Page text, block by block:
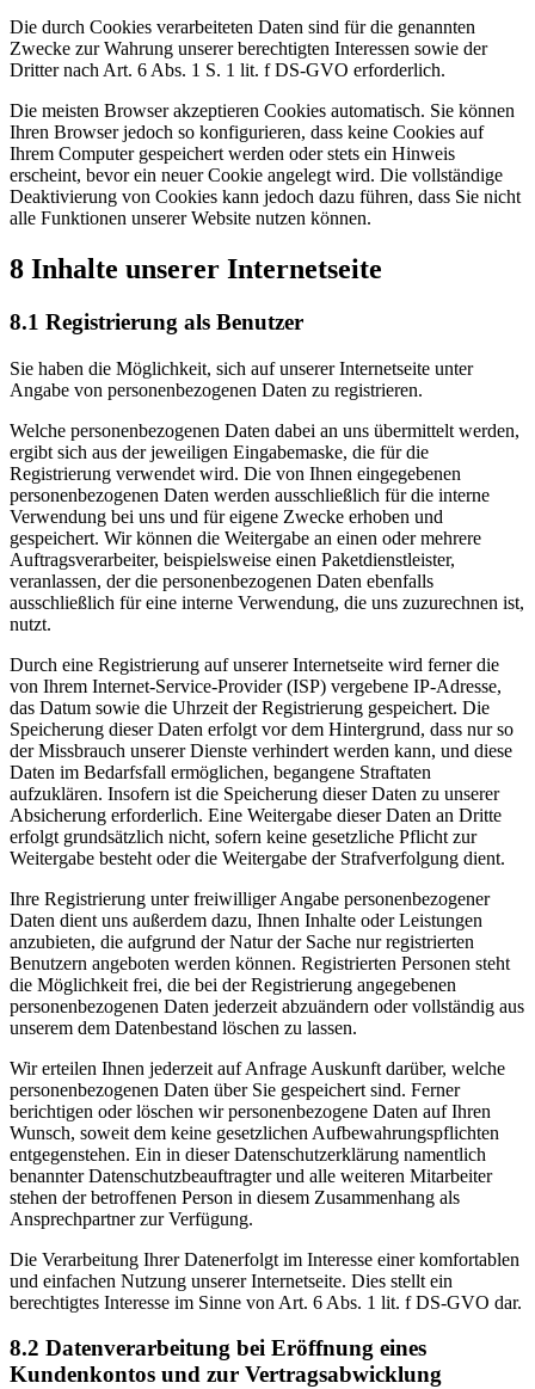
Die durch Cookies verarbeiteten Daten sind für die genannten
Zwecke zur Wahrung unserer berechtigten Interessen sowie der
Dritter nach Art. 6 Abs. 1 S. 1 lit. f DS-GVO erforderlich.
Die meisten Browser akzeptieren Cookies automatisch. Sie können
Ihren Browser jedoch so konfigurieren, dass keine Cookies auf
Ihrem Computer gespeichert werden oder stets ein Hinweis
erscheint, bevor ein neuer Cookie angelegt wird. Die vollständige
Deaktivierung von Cookies kann jedoch dazu führen, dass Sie nicht
alle Funktionen unserer Website nutzen können.
8 Inhalte unserer Internetseite
8.1 Registrierung als Benutzer
Sie haben die Möglichkeit, sich auf unserer Internetseite unter
Angabe von personenbezogenen Daten zu registrieren.
Welche personenbezogenen Daten dabei an uns übermittelt werden,
ergibt sich aus der jeweiligen Eingabemaske, die für die
Registrierung verwendet wird. Die von Ihnen eingegebenen
personenbezogenen Daten werden ausschließlich für die interne
Verwendung bei uns und für eigene Zwecke erhoben und
gespeichert. Wir können die Weitergabe an einen oder mehrere
Auftragsverarbeiter, beispielsweise einen Paketdienstleister,
veranlassen, der die personenbezogenen Daten ebenfalls
ausschließlich für eine interne Verwendung, die uns zuzurechnen ist,
nutzt.
Durch eine Registrierung auf unserer Internetseite wird ferner die
von Ihrem Internet-Service-Provider (ISP) vergebene IP-Adresse,
das Datum sowie die Uhrzeit der Registrierung gespeichert. Die
Speicherung dieser Daten erfolgt vor dem Hintergrund, dass nur so
der Missbrauch unserer Dienste verhindert werden kann, und diese
Daten im Bedarfsfall ermöglichen, begangene Straftaten
aufzuklären. Insofern ist die Speicherung dieser Daten zu unserer
Absicherung erforderlich. Eine Weitergabe dieser Daten an Dritte
erfolgt grundsätzlich nicht, sofern keine gesetzliche Pflicht zur
Weitergabe besteht oder die Weitergabe der Strafverfolgung dient.
Ihre Registrierung unter freiwilliger Angabe personenbezogener
Daten dient uns außerdem dazu, Ihnen Inhalte oder Leistungen
anzubieten, die aufgrund der Natur der Sache nur registrierten
Benutzern angeboten werden können. Registrierten Personen steht
die Möglichkeit frei, die bei der Registrierung angegebenen
personenbezogenen Daten jederzeit abzuändern oder vollständig aus
unserem dem Datenbestand löschen zu lassen.
Wir erteilen Ihnen jederzeit auf Anfrage Auskunft darüber, welche
personenbezogenen Daten über Sie gespeichert sind. Ferner
berichtigen oder löschen wir personenbezogene Daten auf Ihren
Wunsch, soweit dem keine gesetzlichen Aufbewahrungspflichten
entgegenstehen. Ein in dieser Datenschutzerklärung namentlich
benannter Datenschutzbeauftragter und alle weiteren Mitarbeiter
stehen der betroffenen Person in diesem Zusammenhang als
Ansprechpartner zur Verfügung.
Die Verarbeitung Ihrer Datenerfolgt im Interesse einer komfortablen
und einfachen Nutzung unserer Internetseite. Dies stellt ein
berechtigtes Interesse im Sinne von Art. 6 Abs. 1 lit. f DS-GVO dar.
8.2 Datenverarbeitung bei Eröffnung eines
Kundenkontos und zur Vertragsabwicklung